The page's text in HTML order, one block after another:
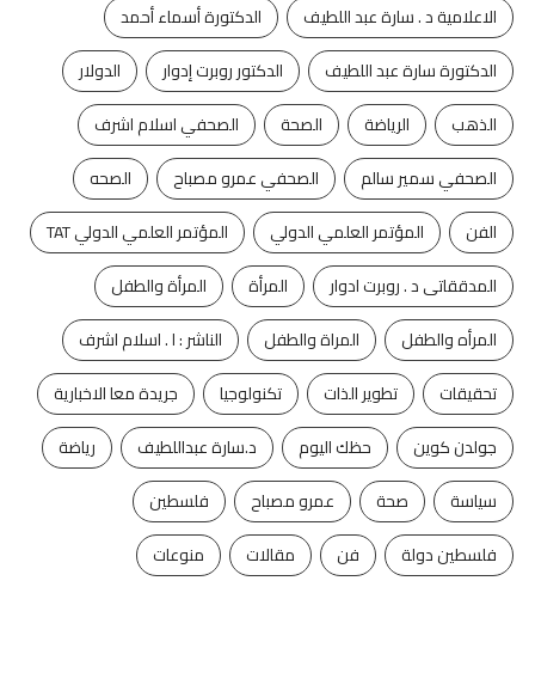
الاعلامية د . سارة عبد اللطيف
الدكتورة أسماء أحمد
الدكتورة سارة عبد اللطيف
الدكتور روبرت إدوار
الدولار
الذهب
الرياضة الصحة
الصحفي اسلام اشرف
الصحفي سمير سالم
الصحفي عمرو مصباح
الصحه
الفن
المؤتمر العلمي الدولي
المؤتمر العلمي الدولي TAT
المدققاتى د . روبرت ادوار
المرأة
المرأة والطفل
المرأه والطفل
المراة والطفل
الناشر : ا . اسلام اشرف
تحقيقات
تطوير الذات تكنولوجيا
جريدة معا الاخبارية
جولدن كوين
حظك اليوم د.سارة عبداللطيف
رياضة
سياسة
صحة عمرو مصباح
فلسطين
فلسطين دولة
فن مقالات منوعات